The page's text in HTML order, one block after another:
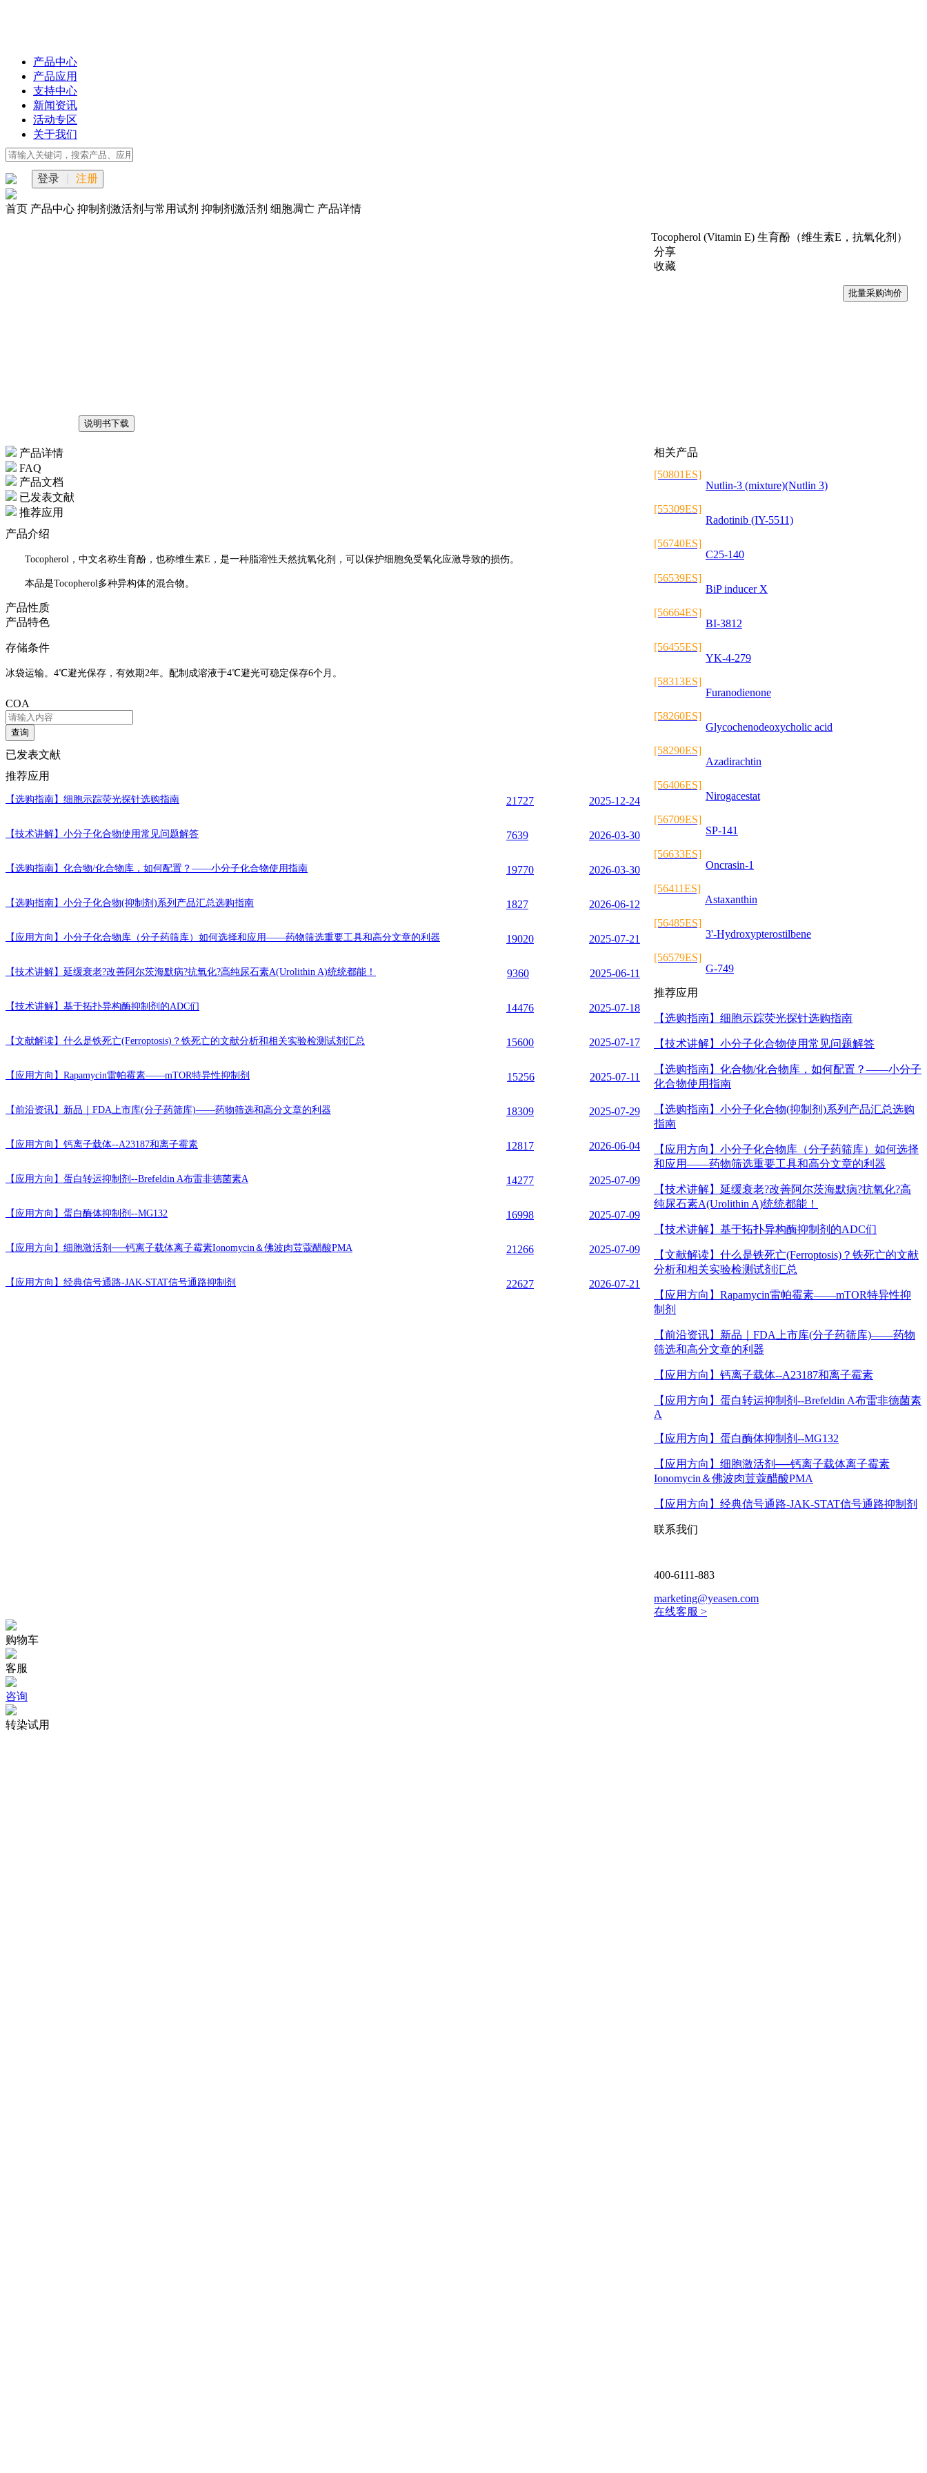
产品中心
产品应用
支持中心
新闻资讯
活动专区
关于我们
登录 注册
首页 产品中心 抑制剂激活剂与常用试剂 抑制剂激活剂 细胞凋亡 产品详情
说明书下载
Tocopherol (Vitamin E) 生育酚（维生素E，抗氧化剂）
分享
收藏
批量采购询价
产品详情
FAQ
产品文档
已发表文献
推荐应用
产品介绍
Tocopherol，中文名称生育酚，也称维生素E，是一种脂溶性天然抗氧化剂，可以保护细胞免受氧化应激导致的损伤。
本品是Tocopherol多种异构体的混合物。
产品性质
产品特色
存储条件
冰袋运输。4℃避光保存，有效期2年。配制成溶液于4℃避光可稳定保存6个月。
COA
查询
已发表文献
推荐应用
【选购指南】 细胞示踪荧光探针选购指南 21727 2025-12-24
【技术讲解】 小分子化合物使用常见问题解答 7639 2026-03-30
【选购指南】 化合物/化合物库，如何配置？——小分子化合物使用指南 19770 2026-03-30
【选购指南】 小分子化合物(抑制剂)系列产品汇总选购指南 1827 2026-06-12
【应用方向】 小分子化合物库（分子药筛库）如何选择和应用——药物筛选重要工具和高分文章的利器 19020 2025-07-21
【技术讲解】 延缓衰老?改善阿尔茨海默病?抗氧化?高纯尿石素A(Urolithin A)统统都能！ 9360 2025-06-11
【技术讲解】 基于拓扑异构酶抑制剂的ADC们 14476 2025-07-18
【文献解读】 什么是铁死亡(Ferroptosis)？铁死亡的文献分析和相关实验检测试剂汇总 15600 2025-07-17
【应用方向】 Rapamycin雷帕霉素——mTOR特异性抑制剂 15256 2025-07-11
【前沿资讯】 新品｜FDA上市库(分子药筛库)——药物筛选和高分文章的利器 18309 2025-07-29
【应用方向】 钙离子载体--A23187和离子霉素 12817 2026-06-04
【应用方向】 蛋白转运抑制剂--Brefeldin A布雷非德菌素A 14277 2025-07-09
【应用方向】 蛋白酶体抑制剂--MG132 16998 2025-07-09
【应用方向】 细胞激活剂──钙离子载体离子霉素Ionomycin＆佛波肉荳蔻醋酸PMA 21266 2025-07-09
【应用方向】 经典信号通路-JAK-STAT信号通路抑制剂 22627 2026-07-21
相关产品
[50801ES]
Nutlin-3 (mixture)(Nutlin 3)
[55309ES]
Radotinib (IY-5511)
[56740ES]
C25-140
[56539ES]
BiP inducer X
[56664ES]
BI-3812
[56455ES]
YK-4-279
[58313ES]
Furanodienone
[58260ES]
Glycochenodeoxycholic acid
[58290ES]
Azadirachtin
[56406ES]
Nirogacestat
[56709ES]
SP-141
[56633ES]
Oncrasin-1
[56411ES]
Astaxanthin
[56485ES]
3'-Hydroxypterostilbene
[56579ES]
G-749
推荐应用
【选购指南】 细胞示踪荧光探针选购指南
【技术讲解】 小分子化合物使用常见问题解答
【选购指南】 化合物/化合物库，如何配置？——小分子
化合物使用指南
【选购指南】 小分子化合物(抑制剂)系列产品汇总选购
指南
【应用方向】 小分子化合物库（分子药筛库）如何选择
和应用——药物筛选重要工具和高分文章的利器
【技术讲解】 延缓衰老?改善阿尔茨海默病?抗氧化?高
纯尿石素A(Urolithin A)统统都能！
【技术讲解】 基于拓扑异构酶抑制剂的ADC们
【文献解读】 什么是铁死亡(Ferroptosis)？铁死亡的文献
分析和相关实验检测试剂汇总
【应用方向】 Rapamycin雷帕霉素——mTOR特异性抑
制剂
【前沿资讯】 新品｜FDA上市库(分子药筛库)——药物
筛选和高分文章的利器
【应用方向】 钙离子载体--A23187和离子霉素
【应用方向】 蛋白转运抑制剂--Brefeldin A布雷非德菌素
A
【应用方向】 蛋白酶体抑制剂--MG132
【应用方向】 细胞激活剂──钙离子载体离子霉素
Ionomycin＆佛波肉荳蔻醋酸PMA
【应用方向】 经典信号通路-JAK-STAT信号通路抑制剂
联系我们
400-6111-883
marketing@yeasen.com
在线客服 >
购物车
客服
咨询
转染试用